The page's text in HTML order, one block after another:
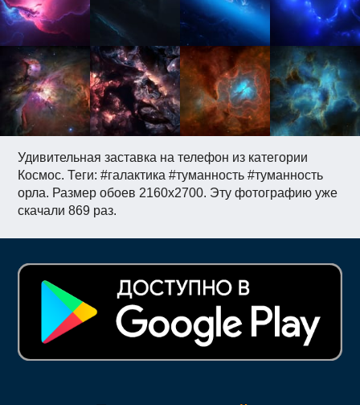
Удивительная заставка на телефон из категории
Космос. Теги: #галактика #туманность #туманность
орла. Размер обоев 2160x2700. Эту фотографию уже
скачали 869 раз.